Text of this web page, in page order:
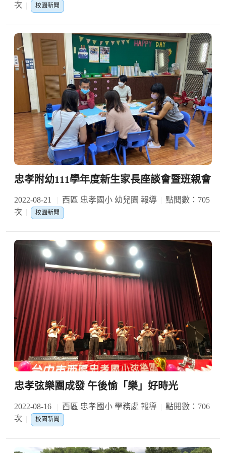
次
校園新聞
忠孝附幼111學年度新生家長座談會暨班親會
2022-08-21 西區 忠孝國小 幼兒園 報導
點閱數：705
次
校園新聞
忠孝弦樂團成發 午後愉「樂」好時光
2022-08-16 西區 忠孝國小 學務處 報導
點閱數：706
次
校園新聞